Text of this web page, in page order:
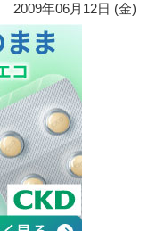
2009年06月12日 (金)